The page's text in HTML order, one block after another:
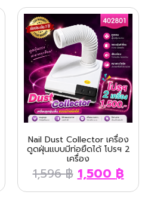
Nail Dust Collector เครื่อง
ดูดฝุ่นแบบมีท่อยืดได้ โปรฯ 2
เครื่อง
1,596฿ 1,500฿